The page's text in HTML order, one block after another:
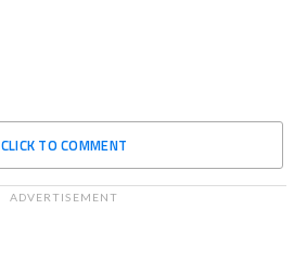
CLICK TO COMMENT
ADVERTISEMENT